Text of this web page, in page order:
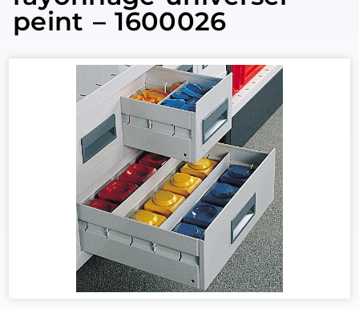
peint – 1600026